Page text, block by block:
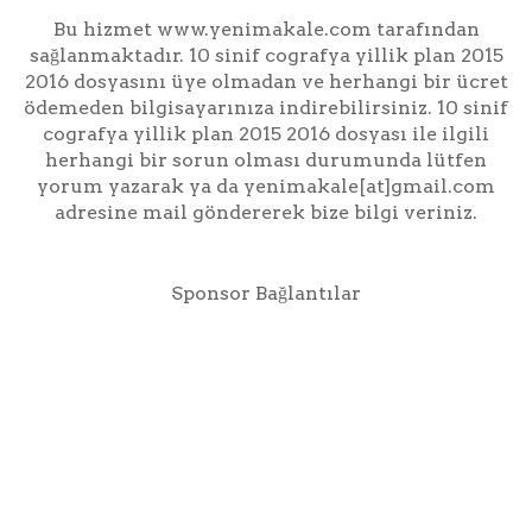
Bu hizmet www.yenimakale.com tarafından
sağlanmaktadır. 10 sinif cografya yillik plan 2015
2016 dosyasını üye olmadan ve herhangi bir ücret
ödemeden bilgisayarınıza indirebilirsiniz. 10 sinif
cografya yillik plan 2015 2016 dosyası ile ilgili
herhangi bir sorun olması durumunda lütfen
yorum yazarak ya da yenimakale[at]gmail.com
adresine mail göndererek bize bilgi veriniz.
Sponsor Bağlantılar